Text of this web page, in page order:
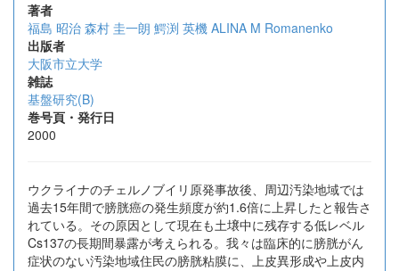
著者
福島 昭治 森村 圭一朗 鰐渕 英機 ALINA M Romanenko
出版者
大阪市立大学
雑誌
基盤研究(B)
巻号頁・発行日
2000
ウクライナのチェルノブイリ原発事故後、周辺汚染地域では
過去15年間で膀胱癌の発生頻度が約1.6倍に上昇したと報告さ
れている。その原因として現在も土壌中に残存する低レベル
Cs137の長期間暴露が考えられる。我々は臨床的に膀胱がん
症状のない汚染地域住民の膀胱粘膜に、上皮異形成や上皮内